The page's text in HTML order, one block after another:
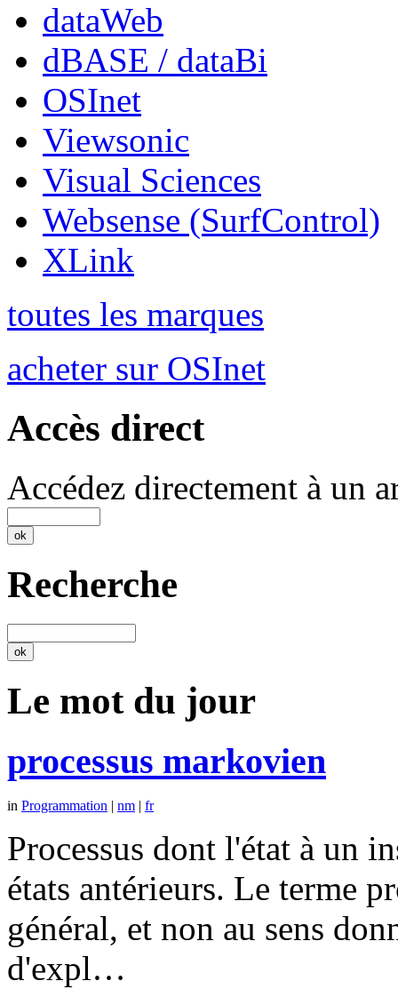
dataWeb
dBASE / dataBi
OSInet
Viewsonic
Visual Sciences
Websense (SurfControl)
XLink
toutes les marques
acheter sur OSInet
Accès direct
Accédez directement à un
Recherche
Le mot du jour
processus markovien
in Programmation | nm | fr
Processus dont l'état à un
états antérieurs. Le terme
général, et non au sens
d'expl…